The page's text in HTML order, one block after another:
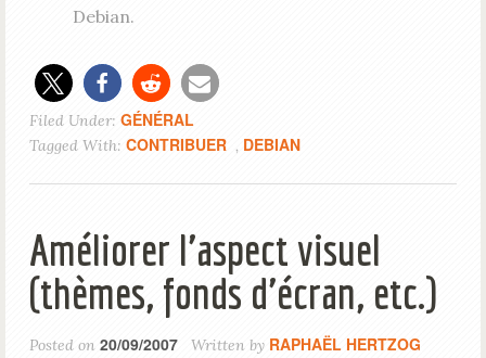
Debian.
Filed Under: GÉNÉRAL
Tagged With: CONTRIBUER , DEBIAN
Améliorer l'aspect visuel
(thèmes, fonds d'écran, etc.)
Posted on 20/09/2007 Written by RAPHAËL HERTZOG